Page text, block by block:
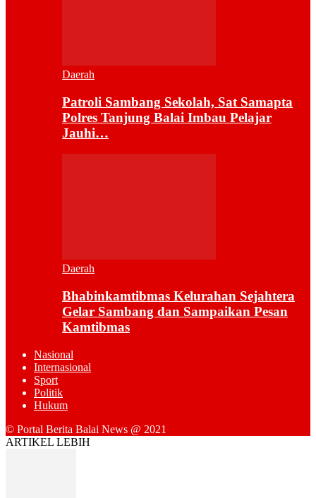
Daerah
Patroli Sambang Sekolah, Sat Samapta
Polres Tanjung Balai Imbau Pelajar
Jauhi…
Daerah
Bhabinkamtibmas Kelurahan Sejahtera
Gelar Sambang dan Sampaikan Pesan
Kamtibmas
Nasional
Internasional
Sport
Politik
Hukum
© Portal Berita Balai News @ 2021
ARTIKEL LEBIH